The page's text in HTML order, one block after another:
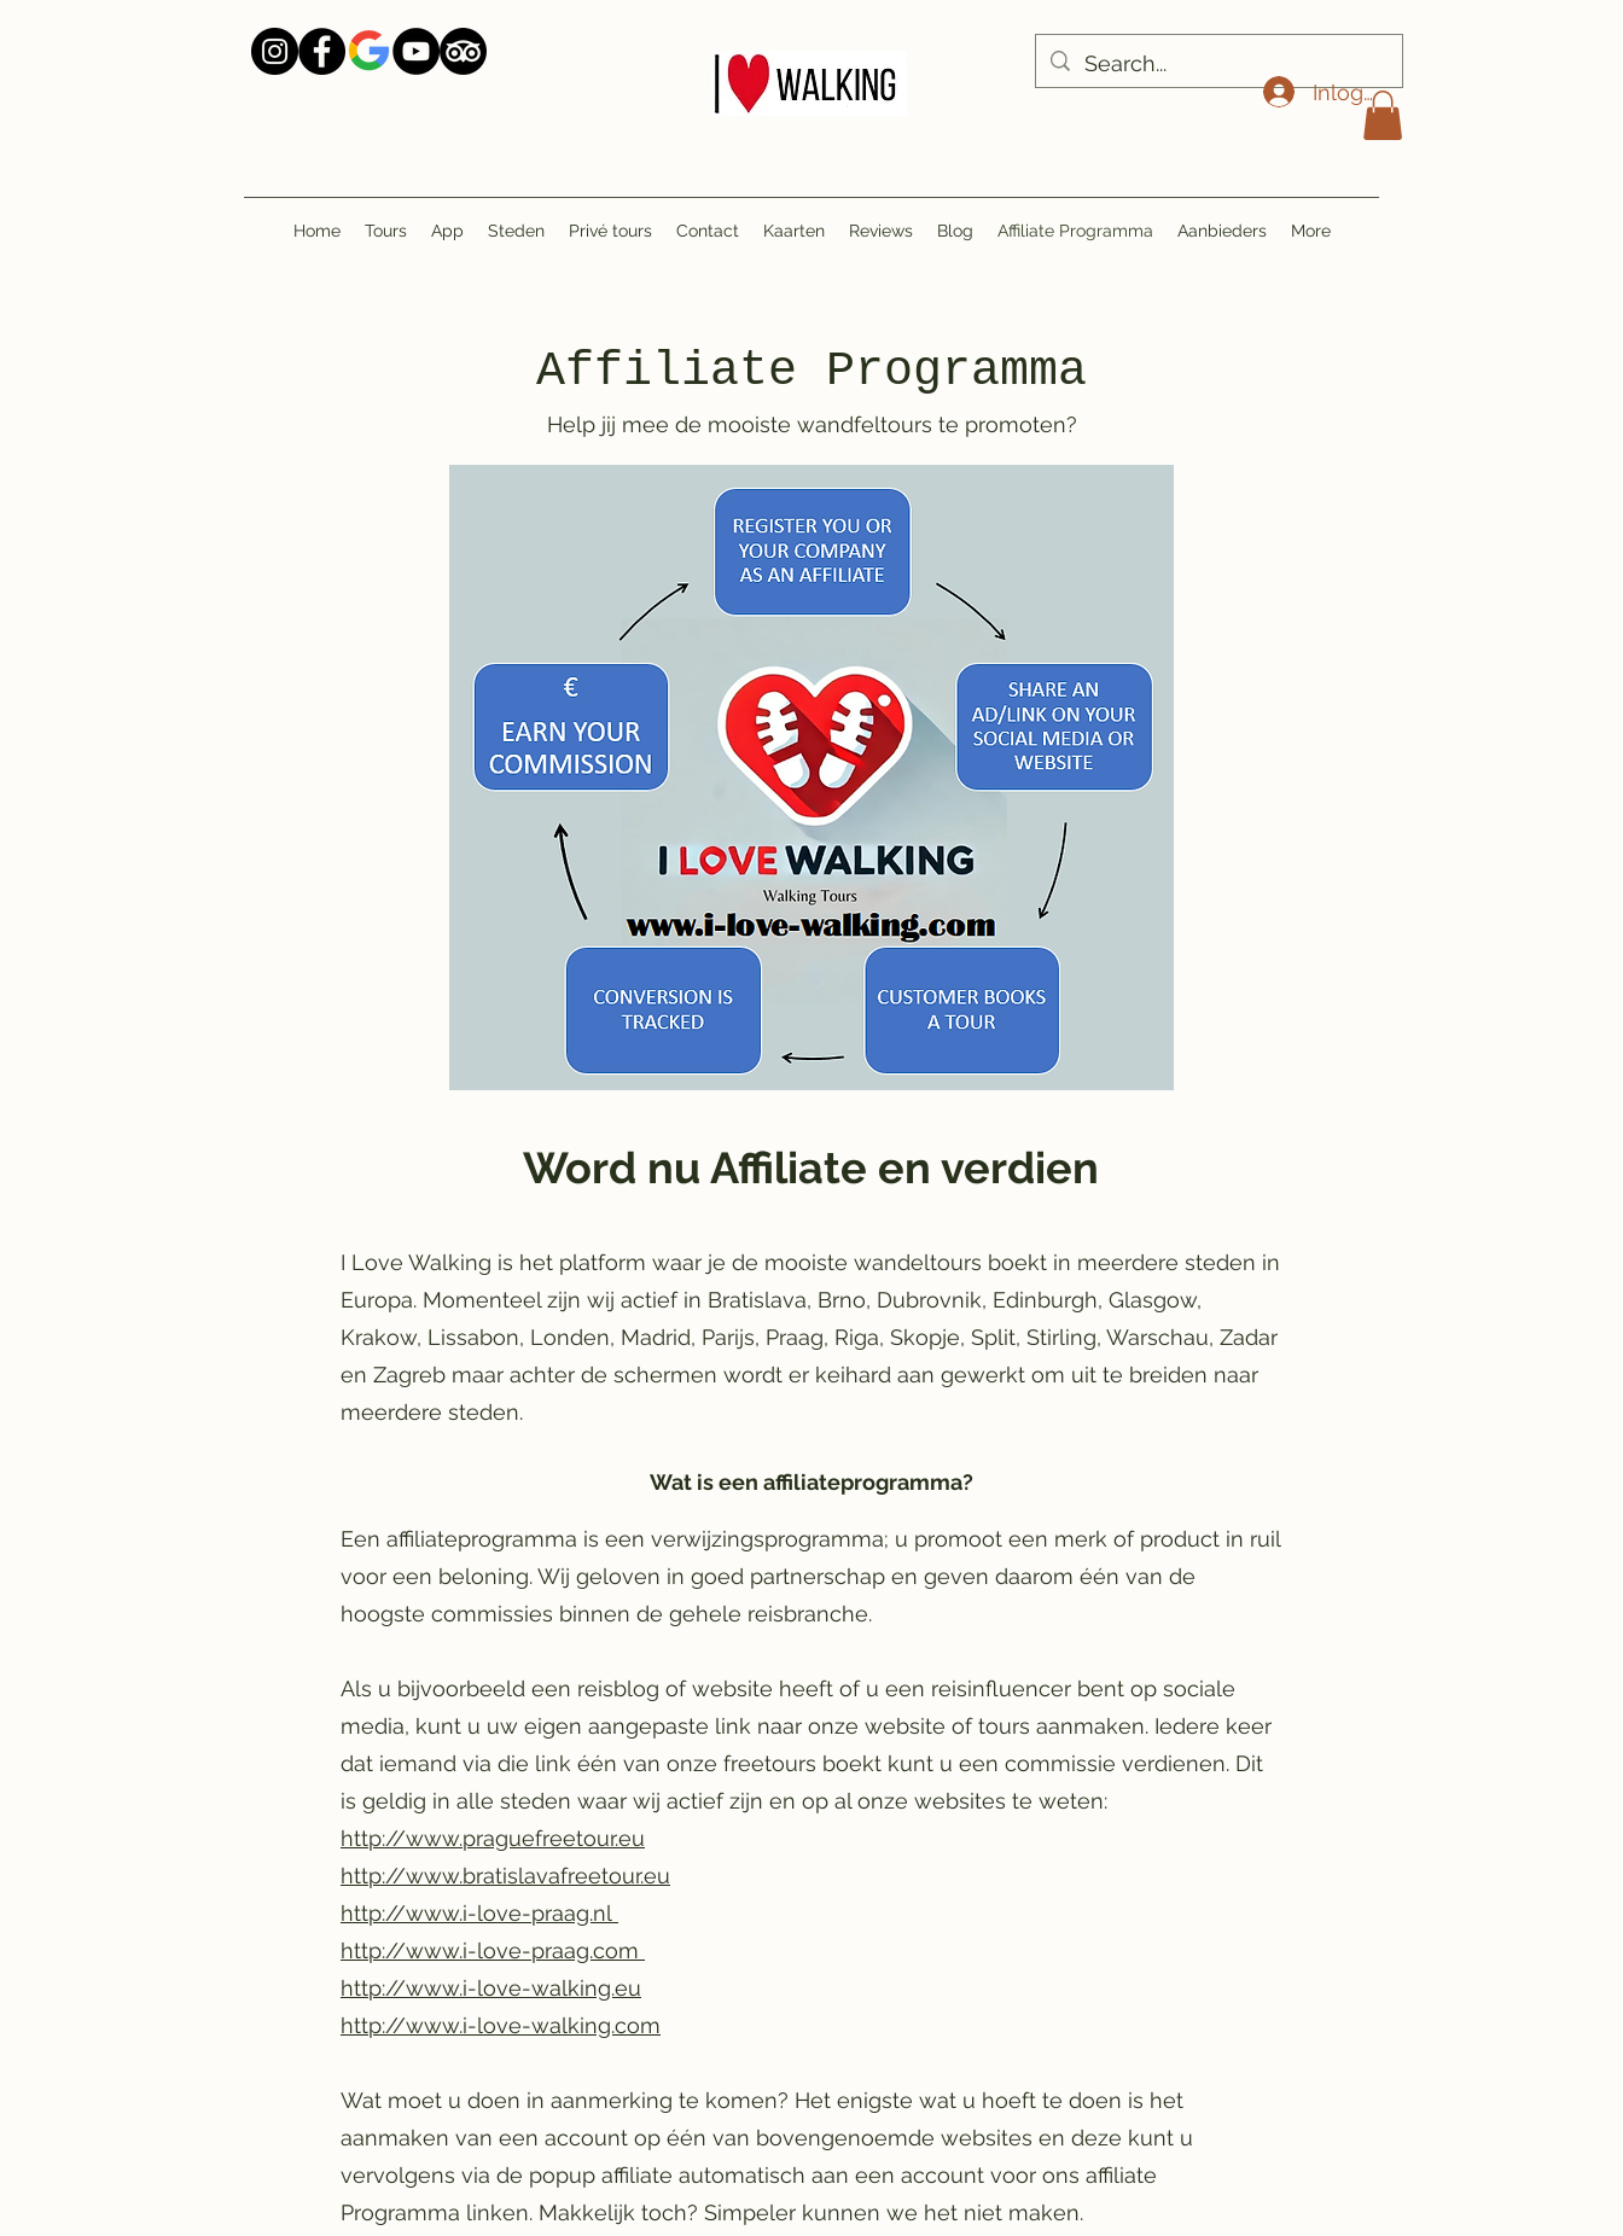
Inloggen
Home Tours App Steden Privé tours Contact Kaarten Reviews Blog Affiliate Programma Aanbieders More
Affiliate Programma
Help jij mee de mooiste wandfeltours te promoten?
Word nu Affiliate en verdien
I Love Walking is het platform waar je de mooiste wandeltours boekt in meerdere steden in
Europa. Momenteel zijn wij actief in Bratislava, Brno, Dubrovnik, Edinburgh, Glasgow,
Krakow, Lissabon, Londen, Madrid, Parijs, Praag, Riga, Skopje, Split, Stirling, Warschau, Zadar
en Zagreb maar achter de schermen wordt er keihard aan gewerkt om uit te breiden naar
meerdere steden.
Wat is een affiliateprogramma?
Een affiliateprogramma is een verwijzingsprogramma; u promoot een merk of product in ruil
voor een beloning. Wij geloven in goed partnerschap en geven daarom één van de
hoogste commissies binnen de gehele reisbranche.
Als u bijvoorbeeld een reisblog of website heeft of u een reisinfluencer bent op sociale
media, kunt u uw eigen aangepaste link naar onze website of tours aanmaken. Iedere keer
dat iemand via die link één van onze freetours boekt kunt u een commissie verdienen. Dit
is geldig in alle steden waar wij actief zijn en op al onze websites te weten:
http://www.praguefreetour.eu
http://www.bratislavafreetour.eu
http://www.i-love-praag.nl
http://www.i-love-praag.com
http://www.i-love-walking.eu
http://www.i-love-walking.com
Wat moet u doen in aanmerking te komen? Het enigste wat u hoeft te doen is het
aanmaken van een account op één van bovengenoemde websites en deze kunt u
vervolgens via de popup affiliate automatisch aan een account voor ons affiliate
Programma linken. Makkelijk toch? Simpeler kunnen we het niet maken.